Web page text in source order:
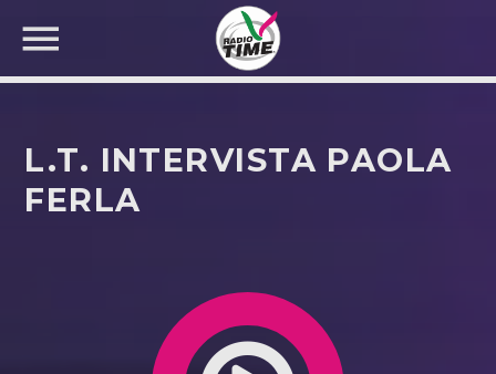
L.T. INTERVISTA PAOLA
FERLA